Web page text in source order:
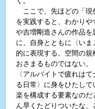
ここで、先ほどの「現
を実践すると、わかり
や吉増剛造さんの作品
に、自身とともに〈い
的に表現する。空間の
おさまるものではない。
〈アルバイトで疲れは
る日常〉に身をひたし
楽を構成する要素なの
ん早くたどりついたな、